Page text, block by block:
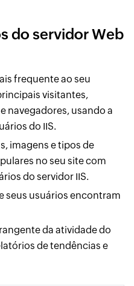
do servidor Web
frequente ao seu
visitantes,
navegadores, usando a
do IIS.
imagens e tipos de
no seu site com
do servidor IIS.
seus usuários encontram
da atividade do
de tendências e